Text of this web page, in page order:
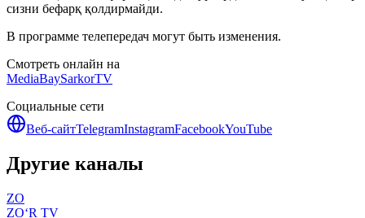
сизни бефарқ қолдирмайди.
В программе телепередач могут быть изменения.
Смотреть онлайн на
MediaBaySarkorTV
Социальные сети
Веб-сайтTelegramInstagramFacebookYouTube
Другие каналы
ZO
ZO‘R TV